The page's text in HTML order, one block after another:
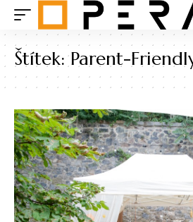
Štítek:Parent-